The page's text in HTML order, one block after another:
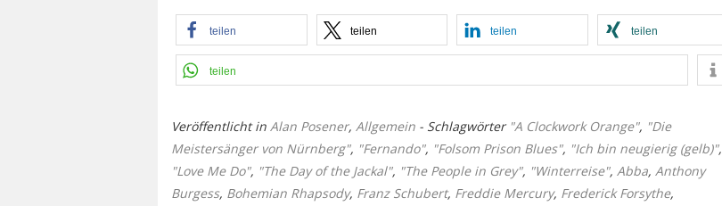
teilen teilen teilen teilen
teilen
Veröffentlicht in Alan Posener, Allgemein - Schlagwörter "A Clockwork Orange", "Die
Meistersänger von Nürnberg", "Fernando", "Folsom Prison Blues", "Ich bin neugierig (gelb)",
"Love Me Do", "The Day of the Jackal", "The People in Grey", "Winterreise", Abba, Anthony
Burgess, Bohemian Rhapsody, Franz Schubert, Freddie Mercury, Frederick Forsythe,